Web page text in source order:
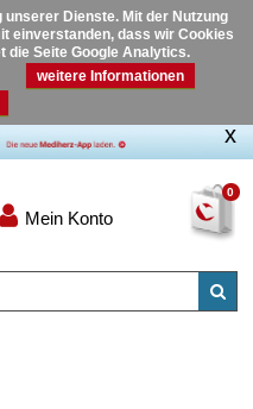
Dienste. Mit der Nutzung
einverstanden, dass wir Cookies
die Seite Google Analytics.
weitere Informationen
0
Mein Konto